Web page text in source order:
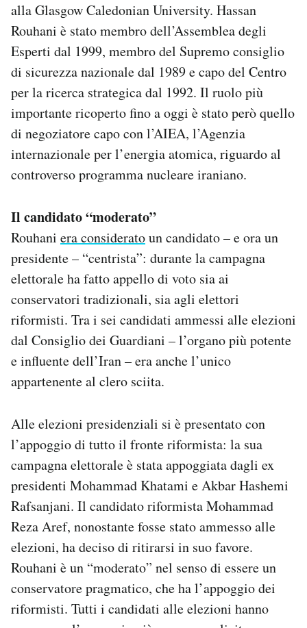
alla Glasgow Caledonian University. Hassan
Rouhani è stato membro dell’Assemblea degli
Esperti dal 1999, membro del Supremo consiglio
di sicurezza nazionale dal 1989 e capo del Centro
per la ricerca strategica dal 1992. Il ruolo più
importante ricoperto fino a oggi è stato però quello
di negoziatore capo con l’AIEA, l’Agenzia
internazionale per l’energia atomica, riguardo al
controverso programma nucleare iraniano.
Il candidato “moderato”
Rouhani era consideratoun candidato – e ora un
presidente – “centrista”: durante la campagna
elettorale ha fatto appello di voto sia ai
conservatori tradizionali, sia agli elettori
riformisti. Tra i sei candidati ammessi alle elezioni
dal Consiglio dei Guardiani – l’organo più potente
e influente dell’Iran – era anche l’unico
appartenente al clero sciita.
Alle elezioni presidenziali si è presentato con
l’appoggio di tutto il fronte riformista: la sua
campagna elettorale è stata appoggiata dagli ex
presidenti Mohammad Khatami e Akbar Hashemi
Rafsanjani. Il candidato riformista Mohammad
Reza Aref, nonostante fosse stato ammesso alle
elezioni, ha deciso di ritirarsi in suo favore.
Rouhani è un “moderato” nel senso di essere un
conservatore pragmatico, che ha l’appoggio dei
riformisti. Tutti i candidati alle elezioni hanno